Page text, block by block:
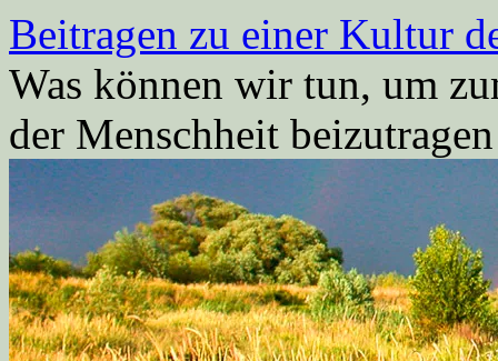
Zum
Inhalt
springen
Beitragen zu einer Kultur
Was können wir tun, um
der Menschheit